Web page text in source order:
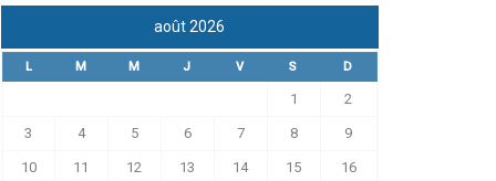
août 2026
L M M J V S D
1 2
3 4 5 6 7 8 9
10 11 12 13 14 15 16